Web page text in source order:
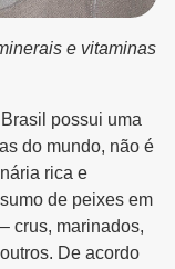
e vitaminas
possui uma
do mundo, não é
rica e
de peixes em
crus, marinados,
De acordo